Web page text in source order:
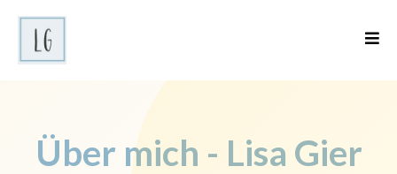
Über mich - Lisa Gier